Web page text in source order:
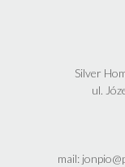
Silver
ul.
mail: